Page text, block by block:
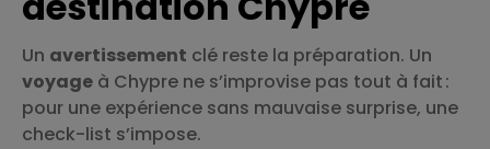
Un avertissement clé reste la préparation. Un
voyage à Chypre ne s’improvise pas tout à fait :
pour une expérience sans mauvaise surprise, une
check-list s’impose.